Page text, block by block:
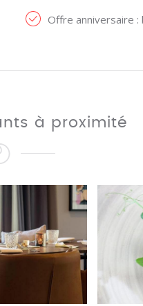
Offre anniversaire
à proximité